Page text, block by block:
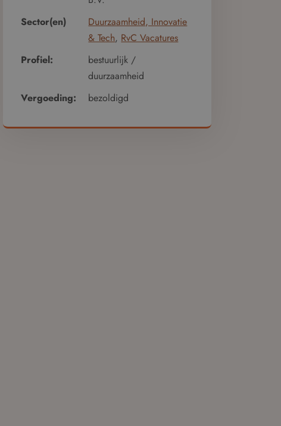
Sector(en)
Duurzaamheid, Innovatie
& Tech, RvC Vacatures
Profiel:
bestuurlijk /
duurzaamheid
Vergoeding:
bezoldigd